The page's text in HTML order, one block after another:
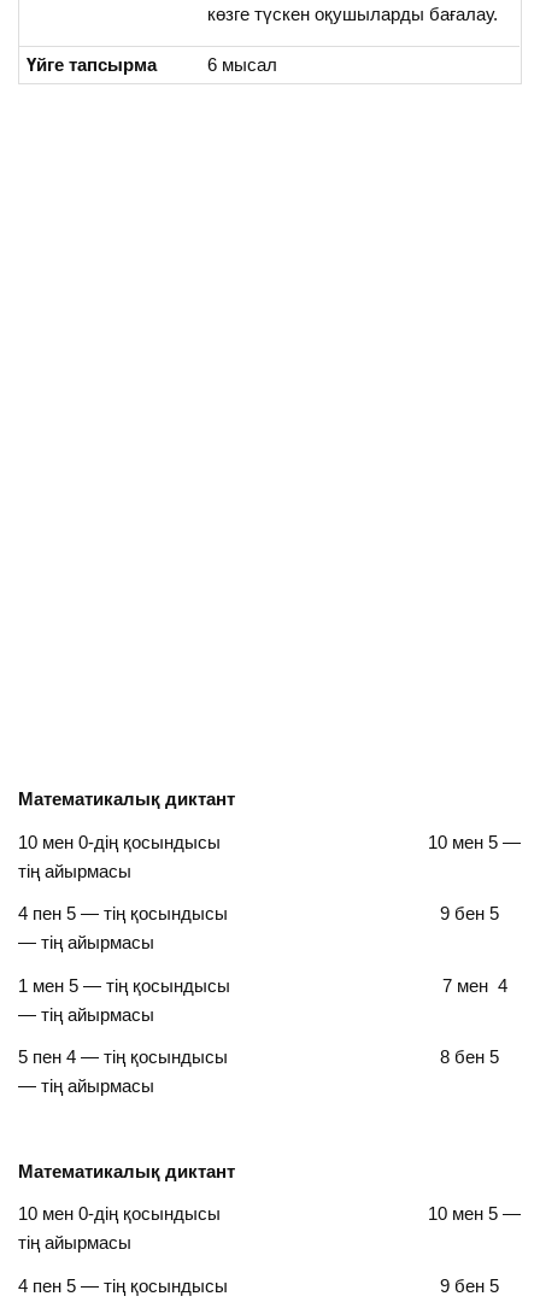
көзге түскен оқушыларды бағалау.
Үйге тапсырма 6 мысал
Математикалық диктант
10 мен 0-дің қосындысы 10 мен 5 —
тің айырмасы
4 пен 5 — тің қосындысы 9 бен 5
— тің айырмасы
1 мен 5 — тің қосындысы 7 мен 4
— тің айырмасы
5 пен 4 — тің қосындысы 8 бен 5
— тің айырмасы
Математикалық диктант
10 мен 0-дің қосындысы 10 мен 5 —
тің айырмасы
4 пен 5 — тің қосындысы 9 бен 5